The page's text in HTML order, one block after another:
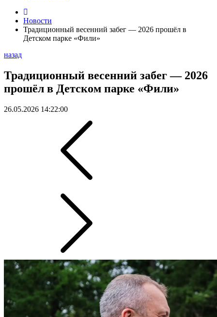
Новости
Традиционный весенний забег — 2026 прошёл в
Детском парке «Фили»
назад
Традиционный весенний забег — 2026
прошёл в Детском парке «Фили»
26.05.2026 14:22:00